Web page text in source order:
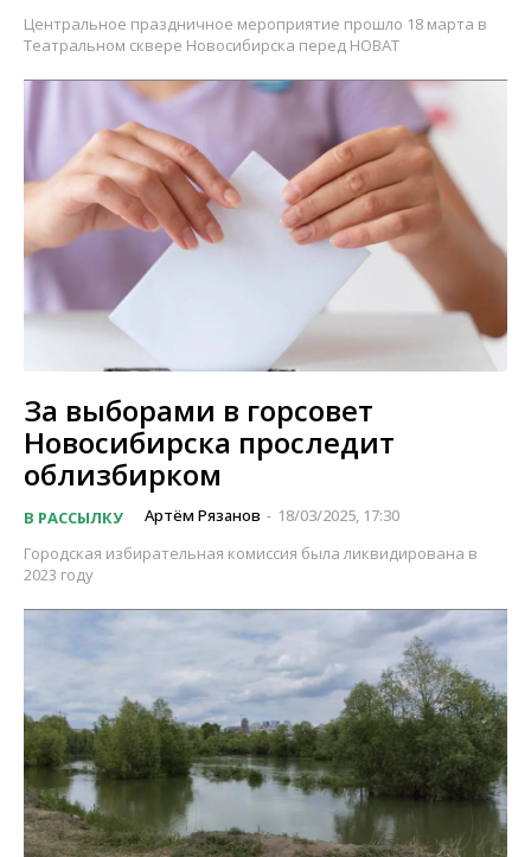
Центральное праздничное мероприятие прошло 18 марта в
Театральном сквере Новосибирска перед НОВАТ
За выборами в горсовет
Новосибирска проследит
облизбирком
В РАССЫЛКУ Артём Рязанов - 18/03/2025, 17:30
Городская избирательная комиссия была ликвидирована в
2023 году